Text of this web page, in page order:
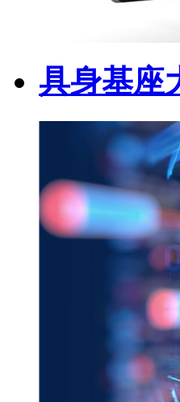
具身基座